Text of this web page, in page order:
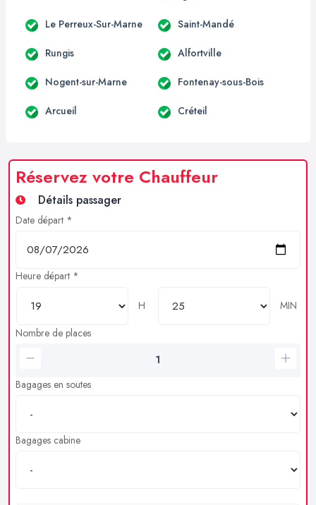
Le Perreux-Sur-Marne Saint-Mandé
Rungis Alfortville
Nogent-sur-Marne Fontenay-sous-Bois
Arcueil Créteil
Réservez votre Chauffeur
Détails passager
Date départ *
Heure départ *
H
MIN
Nombre de places
Bagages en soutes
Bagages cabine